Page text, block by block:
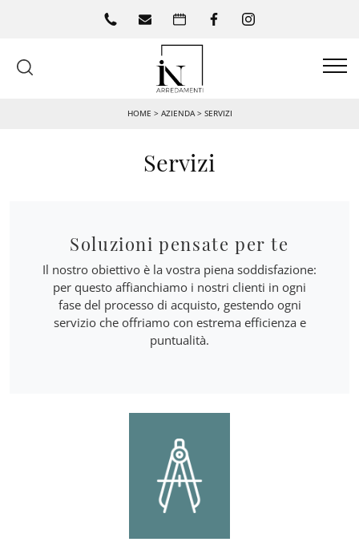
HOME > AZIENDA > SERVIZI
Servizi
Soluzioni pensate per te
Il nostro obiettivo è la vostra piena soddisfazione:
per questo affianchiamo i nostri clienti in ogni
fase del processo di acquisto, gestendo ogni
servizio che offriamo con estrema efficienza e
puntualità.